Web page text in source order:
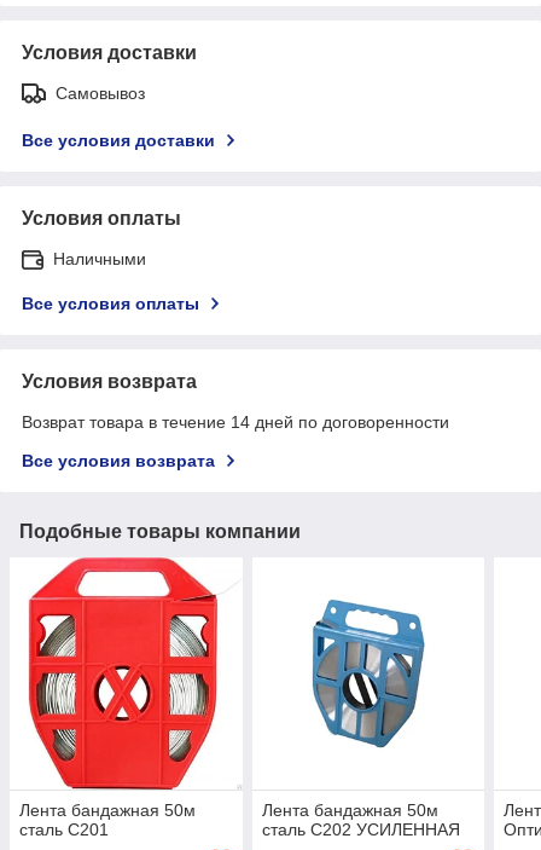
Условия доставки
Самовывоз
Все условия доставки
Условия оплаты
Наличными
Все условия оплаты
Условия возврата
Возврат товара в течение 14 дней по договоренности
Все условия возврата
Подобные товары компании
Лента бандажная 50м
сталь С201
Лента бандажная 50м
сталь С202 УСИЛЕННАЯ